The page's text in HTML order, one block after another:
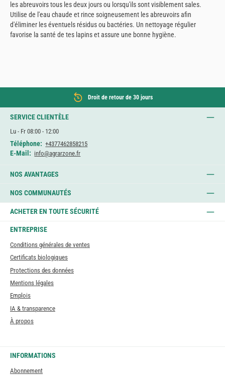
les abreuvoirs tous les deux jours ou lorsqu'ils sont visiblement sales.
Utilise de l'eau chaude et rince soigneusement les abreuvoirs afin
d'éliminer les éventuels résidus ou bactéries. Un nettoyage régulier
favorise la santé de tes lapins et assure une bonne hygiène.
Droit de retour de 30 jours
SERVICE CLIENTÈLE
Lu - Fr 08:00 - 12:00
Téléphone: +4377462858215
E-Mail: info@agrarzone.fr
NOS AVANTAGES
NOS COMMUNAUTÉS
ACHETER EN TOUTE SÉCURITÉ
ENTREPRISE
Conditions générales de ventes
Certificats biologiques
Protections des données
Mentions légales
Emplois
IA & transparence
À propos
INFORMATIONS
Abonnement